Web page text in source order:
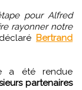
pour Alfred
rayonner notre
Bertrand
a été rendue
partenaires